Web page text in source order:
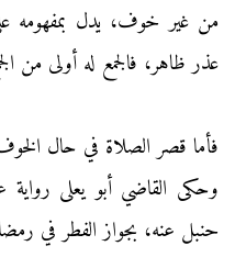
من غير خوف، يدل بمفهومه
عذر ظاهر، فالجمع له أولى من
فأما قصر الصلاة في حال
وحكى القاضي أبو يعلى
حنبل عنه، بجواز الفطر في